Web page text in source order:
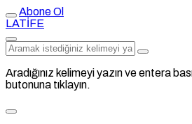
Abone Ol
LATİFE
Aradığınız kelimeyi yazın ve entera
butonuna tıklayın.